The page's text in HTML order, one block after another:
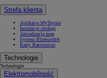
Strefa klienta
Aplikacja MyToyota
Instrukcje obsługi
Aktualizacja map
System Bluetooth®
Karty Ratownicze
Technologie
Technologie
Elektromobilność